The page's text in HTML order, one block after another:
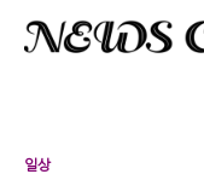
일상